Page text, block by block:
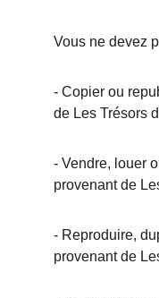
Vous ne devez
- Copier ou
de Les Trésors
- Vendre, louer
provenant de
- Reproduire,
provenant de